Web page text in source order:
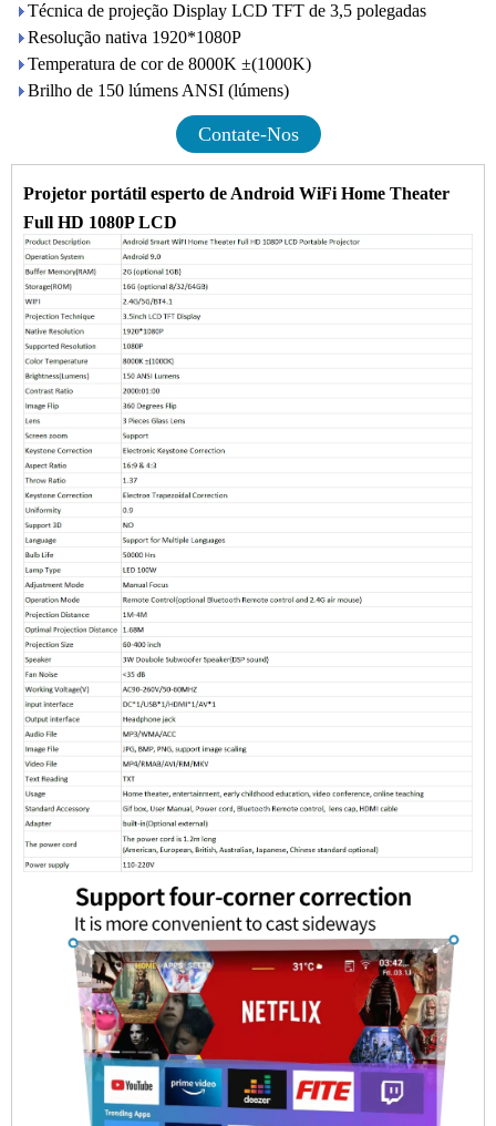
Técnica de projeção Display LCD TFT de 3,5 polegadas
Resolução nativa 1920*1080P
Temperatura de cor de 8000K ±(1000K)
Brilho de 150 lúmens ANSI (lúmens)
Contate-Nos
Projetor portátil esperto de Android WiFi Home Theater
Full HD 1080P LCD